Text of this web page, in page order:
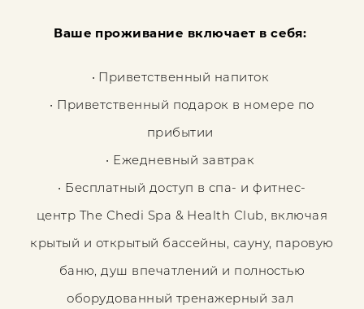
Ваше проживание включает в себя:
• Приветственный напиток
• Приветственный подарок в номере по
прибытии
• Ежедневный завтрак
• Бесплатный доступ в спа- и фитнес-
центр The Chedi Spa & Health Club, включая
крытый и открытый бассейны, сауну, паровую
баню, душ впечатлений и полностью
оборудованный тренажерный зал